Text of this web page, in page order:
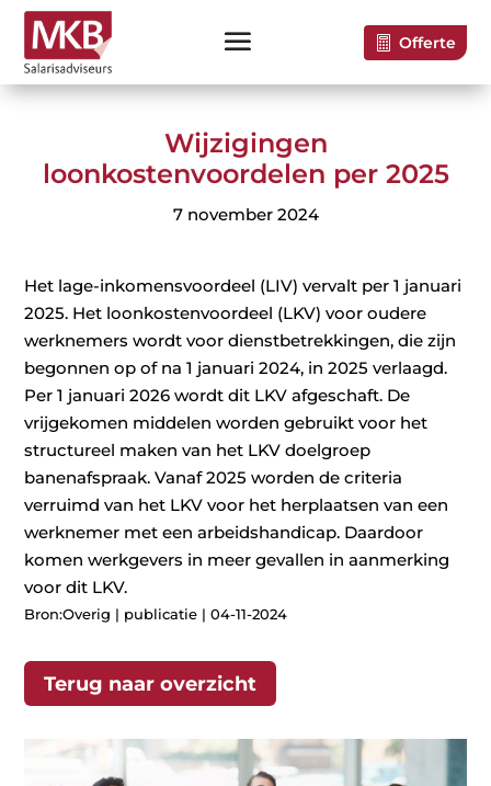
Offerte
Wijzigingen
loonkostenvoordelen per 2025
7 november 2024
Het lage-inkomensvoordeel (LIV) vervalt per 1 januari
2025. Het loonkostenvoordeel (LKV) voor oudere
werknemers wordt voor dienstbetrekkingen, die zijn
begonnen op of na 1 januari 2024, in 2025 verlaagd.
Per 1 januari 2026 wordt dit LKV afgeschaft. De
vrijgekomen middelen worden gebruikt voor het
structureel maken van het LKV doelgroep
banenafspraak. Vanaf 2025 worden de criteria
verruimd van het LKV voor het herplaatsen van een
werknemer met een arbeidshandicap. Daardoor
komen werkgevers in meer gevallen in aanmerking
voor dit LKV.
Bron:Overig | publicatie | 04-11-2024
Terug naar overzicht